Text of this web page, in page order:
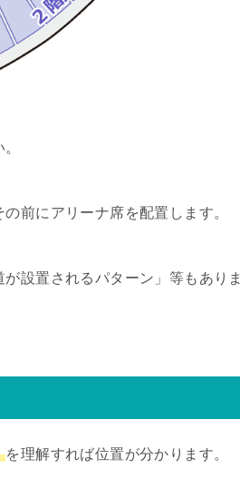
前にアリーナ席を配置します。
設置されるパターン」等もありま
を理解すれば位置が分かります。